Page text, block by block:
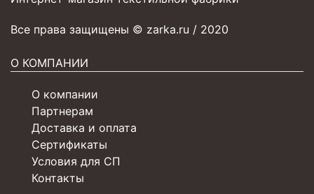
Все права защищены © zarka.ru / 2020
О КОМПАНИИ
О компании
Партнерам
Доставка и оплата
Сертификаты
Условия для СП
Контакты